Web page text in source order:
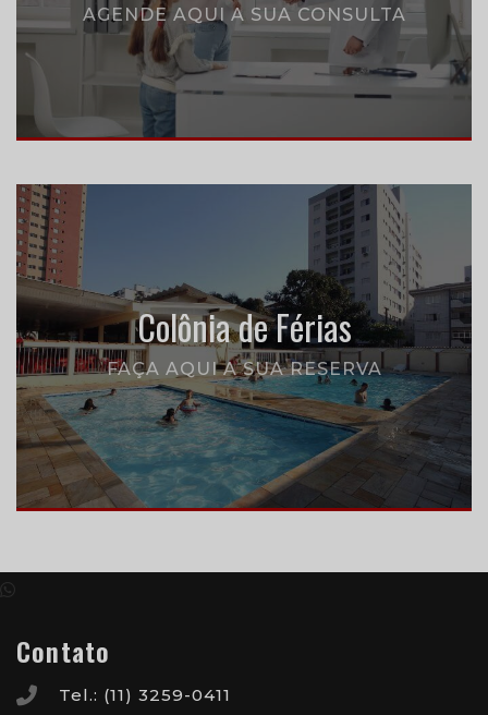
AGENDE AQUI A SUA CONSULTA
Colônia de Férias
FAÇA AQUI A SUA RESERVA
Contato
Tel.: (11) 3259-0411